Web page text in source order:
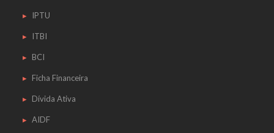
IPTU
ITBI
BCI
Ficha Financeira
Dívida Ativa
AIDF